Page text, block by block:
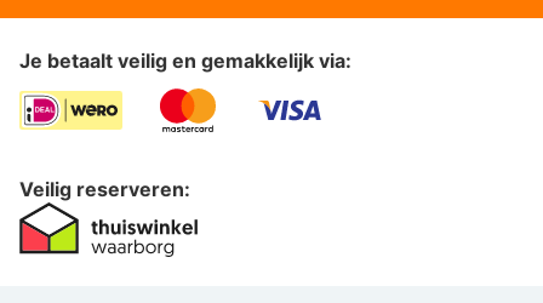
Je betaalt veilig en gemakkelijk via:
Veilig reserveren: